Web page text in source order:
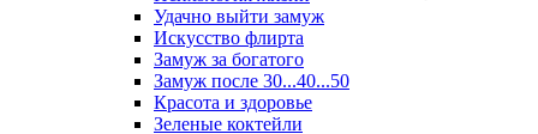
Удачно выйти замуж
Искусство флирта
Замуж за богатого
Замуж после 30...40...50
Красота и здоровье
Зеленые коктейли